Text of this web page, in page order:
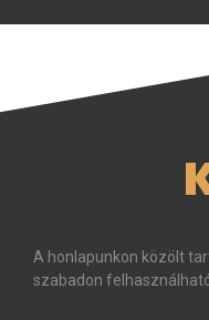
A honlapunkon közölt
szabadon